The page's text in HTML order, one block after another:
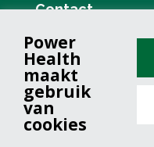
Contact
+31 (0)76 571 19 68
info@powerhealth.nl
Adresse
Power
Health
maakt
gebruik
van
cookies